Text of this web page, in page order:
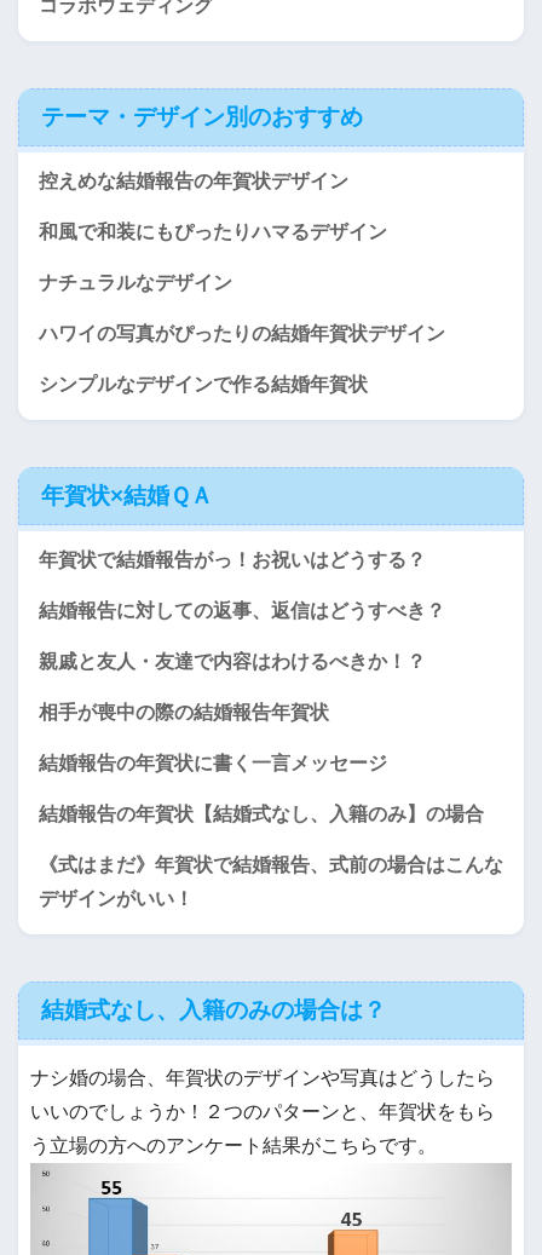
コラボウェディング
テーマ・デザイン別のおすすめ
控えめな結婚報告の年賀状デザイン
和風で和装にもぴったりハマるデザイン
ナチュラルなデザイン
ハワイの写真がぴったりの結婚年賀状デザイン
シンプルなデザインで作る結婚年賀状
年賀状×結婚ＱＡ
年賀状で結婚報告がっ！お祝いはどうする？
結婚報告に対しての返事、返信はどうすべき？
親戚と友人・友達で内容はわけるべきか！？
相手が喪中の際の結婚報告年賀状
結婚報告の年賀状に書く一言メッセージ
結婚報告の年賀状【結婚式なし、入籍のみ】の場合
《式はまだ》年賀状で結婚報告、式前の場合はこんな
デザインがいい！
結婚式なし、入籍のみの場合は？
ナシ婚の場合、年賀状のデザインや写真はどうしたら
いいのでしょうか！２つのパターンと、年賀状をもら
う立場の方へのアンケート結果がこちらです。